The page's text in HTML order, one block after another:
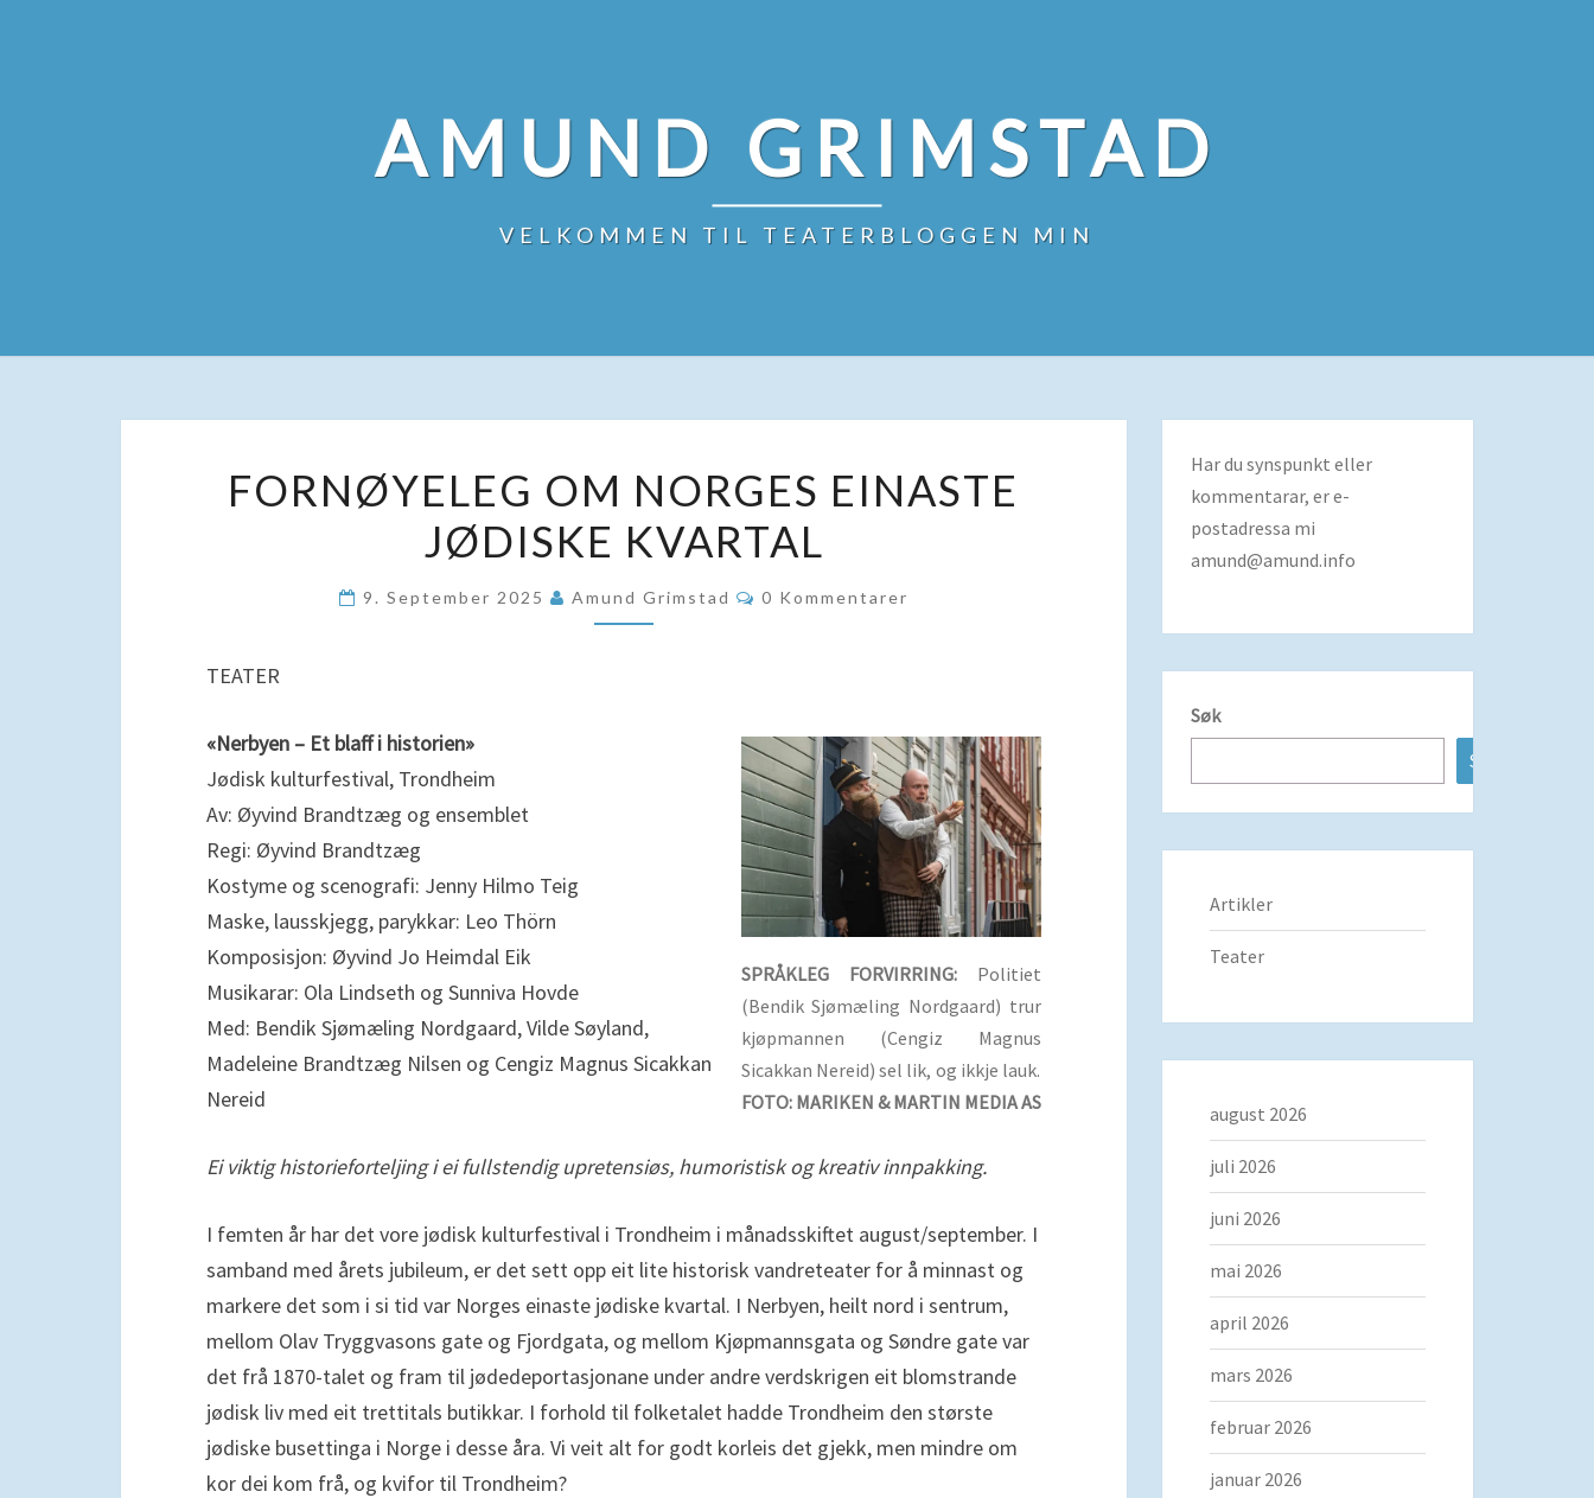
AMUND GRIMSTAD
VELKOMMEN TIL TEATERBLOGGEN MIN
OM
NORGES
EINASTE
JØDISKE
FORNØYELEG OM NORGES EINASTE
JØDISKE KVARTAL
9. September 2025 Amund Grimstad Kommentarer
0 Kommentarer
TEATER
SPRÅKLEG FORVIRRING:Politiet
(Bendik Sjømæling Nordgaard) trur
kjøpmannen (Cengiz Magnus
Sicakkan Nereid) sel lik, og ikkje lauk.
FOTO: MARIKEN & MARTIN MEDIA AS
«Nerbyen – Et blaff i historien»
Jødisk kulturfestival, Trondheim
Av: Øyvind Brandtzæg og ensemblet
Regi: Øyvind Brandtzæg
Kostyme og scenografi: Jenny Hilmo Teig
Maske, lausskjegg, parykkar: Leo Thörn
Komposisjon: Øyvind Jo Heimdal Eik
Musikarar: Ola Lindseth og Sunniva Hovde
Med: Bendik Sjømæling Nordgaard, Vilde Søyland,
Madeleine Brandtzæg Nilsen og Cengiz Magnus Sicakkan
Nereid
Ei viktig historieforteljing i ei fullstendig upretensiøs, humoristisk og kreativ innpakking.
I femten år har det vore jødisk kulturfestival i Trondheim i månadsskiftet august/september. I
samband med årets jubileum, er det sett opp eit lite historisk vandreteater for å minnast og
markere det som i si tid var Norges einaste jødiske kvartal. I Nerbyen, heilt nord i sentrum,
mellom Olav Tryggvasons gate og Fjordgata, og mellom Kjøpmannsgata og Søndre gate var
det frå 1870-talet og fram til jødedeportasjonane under andre verdskrigen eit blomstrande
jødisk liv med eit trettitals butikkar. I forhold til folketalet hadde Trondheim den største
jødiske busettinga i Norge i desse åra. Vi veit alt for godt korleis det gjekk, men mindre om
kor dei kom frå, og kvifor til Trondheim?
Har du synspunkt eller
kommentarar, er e-
postadressa mi
amund@amund.info
Søk
Søk
Artikler
Teater
august 2026
juli 2026
juni 2026
mai 2026
april 2026
mars 2026
februar 2026
januar 2026